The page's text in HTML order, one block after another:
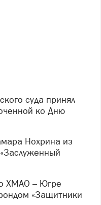
ко Дню
«Защитники